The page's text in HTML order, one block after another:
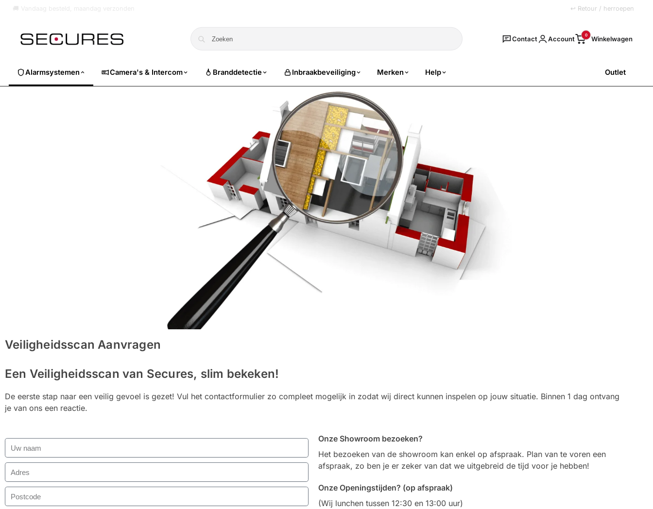
↩ Retour / herroepen
Zoeken
Contact Account 0
Alarmsystemen Camera's & Intercom Branddetectie Inbraakbeveiliging Merken Help Outlet
Veiligheidsscan Aanvragen
Een Veiligheidsscan van Secures, slim bekeken!
De eerste stap naar een veilig gevoel is gezet! Vul het contactformulier zo compleet mogelijk in zodat wij direct kunnen inspelen op jouw situatie. Binnen 1 dag ontvang
je van ons een reactie.
Onze Showroom bezoeken?
Het bezoeken van de showroom kan enkel op afspraak. Plan van te voren een
afspraak, zo ben je er zeker van dat we uitgebreid de tijd voor je hebben!
Onze Openingstijden? (op afspraak)
(Wij lunchen tussen 12:30 en 13:00 uur)